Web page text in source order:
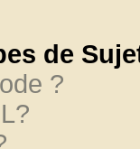
de
?